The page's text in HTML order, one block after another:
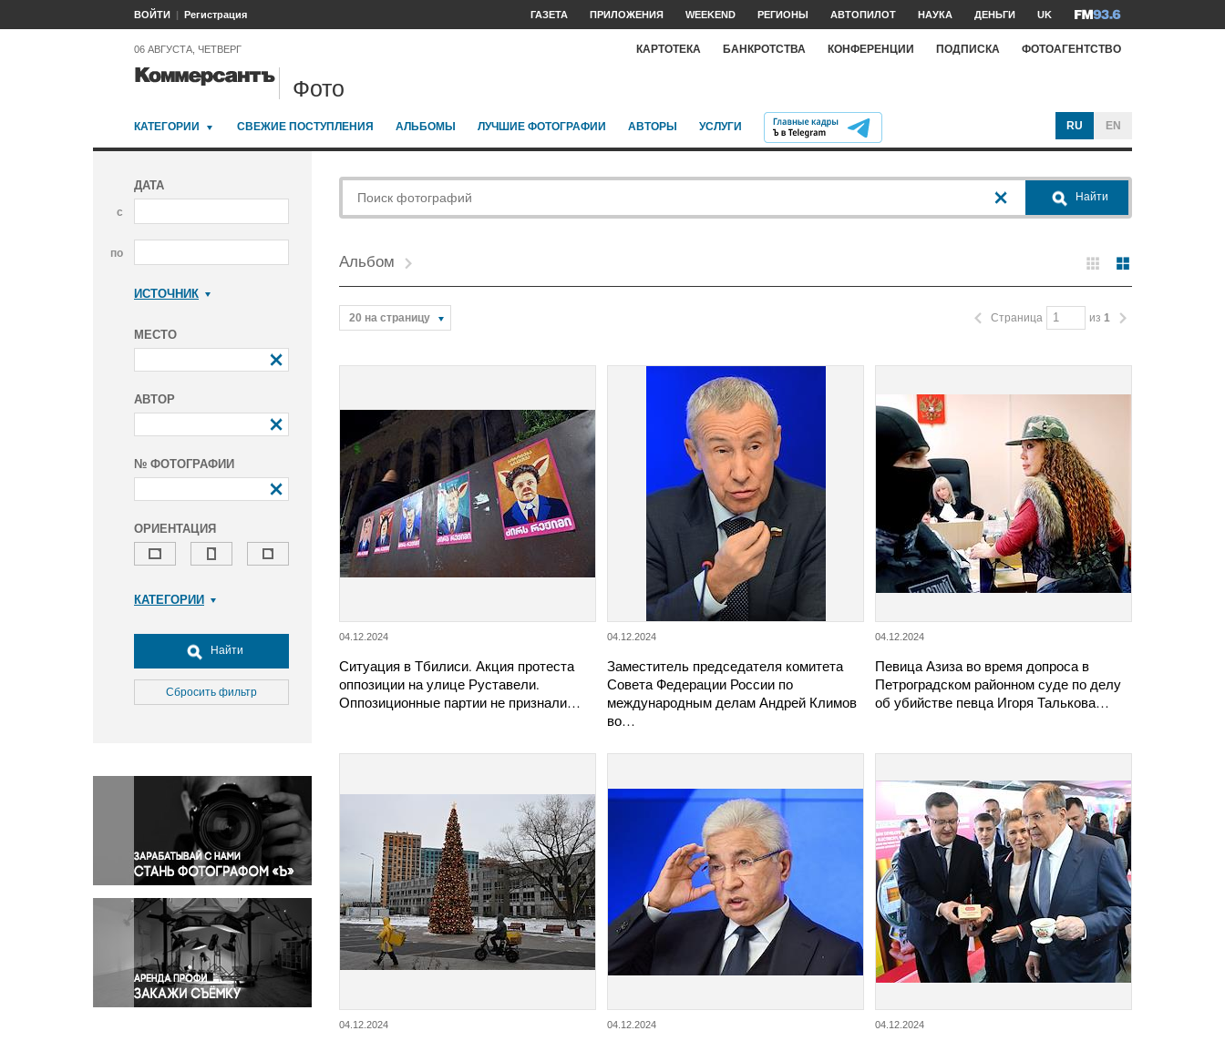
ВОЙТИ Регистрация ГАЗЕТА ПРИЛОЖЕНИЯ WEEKEND РЕГИОНЫ АВТОПИЛОТ НАУКА ДЕНЬГИ UK
06 АВГУСТА, ЧЕТВЕРГ КАРТОТЕКА БАНКРОТСТВА КОНФЕРЕНЦИИ ПОДПИСКА ФОТОАГЕНТСТВО
Фото
КАТЕГОРИИ СВЕЖИЕ ПОСТУПЛЕНИЯ АЛЬБОМЫ ЛУЧШИЕ ФОТОГРАФИИ АВТОРЫ УСЛУГИ RU EN
ДАТА
с
по
ИСТОЧНИК
МЕСТО
АВТОР
№ ФОТОГРАФИИ
ОРИЕНТАЦИЯ
КАТЕГОРИИ
Досуг, туризм и отдых
Культура
Медицина
Окружающая среда
Политика
Правосудие
Происшествия и конфликты
Религия
Светская жизнь
Спорт
Экология
Экономика и бизнес
Найти
Сбросить фильтр
Найти
Альбом
20 на страницу Страница из 1
04.12.2024
Ситуация в Тбилиси. Акция протеста
оппозиции на улице Руставели.
Оппозиционные партии не признали…
04.12.2024
Заместитель председателя комитета
Совета Федерации России по
международным делам Андрей Климов
во…
04.12.2024
Певица Азиза во время допроса в
Петроградском районном суде по делу
об убийстве певца Игоря Талькова…
04.12.2024 04.12.2024 04.12.2024